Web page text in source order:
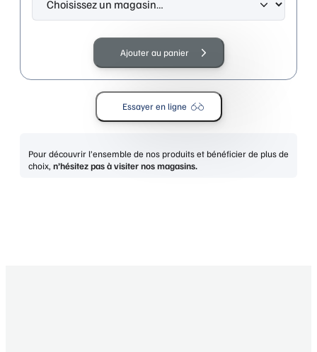
31573
Ajouter au panier
Essayer en ligne
Pour découvrir l’ensemble de nos produits et bénéficier de plus de
choix, n’hésitez pas à visiter nos magasins.